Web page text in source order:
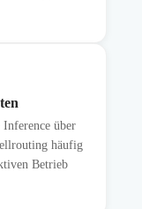
über
häufig
Betrieb